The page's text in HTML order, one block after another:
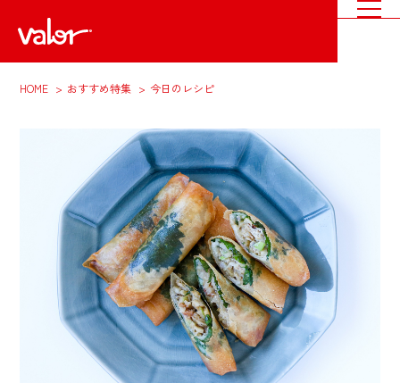
HOME おすすめ特集 今日のレシピ